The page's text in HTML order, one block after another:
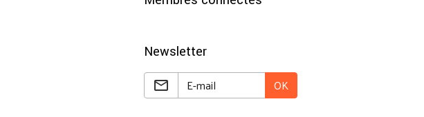
Newsletter
OK